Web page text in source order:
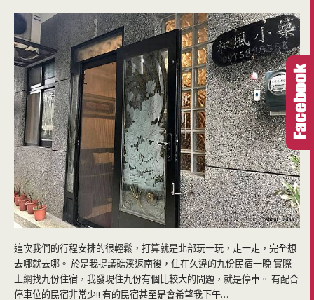
這次我們的行程安排的很輕鬆，打算就是北部玩一玩，走一走，完全想
去哪就去哪。 於是我提議礁溪返南後，住在久違的九份民宿一晚 實際
上網找九份住宿，我發現住九份有個比較大的問題，就是停車。 有配合
停車位的民宿非常少!! 有的民宿甚至是會希望我下午…